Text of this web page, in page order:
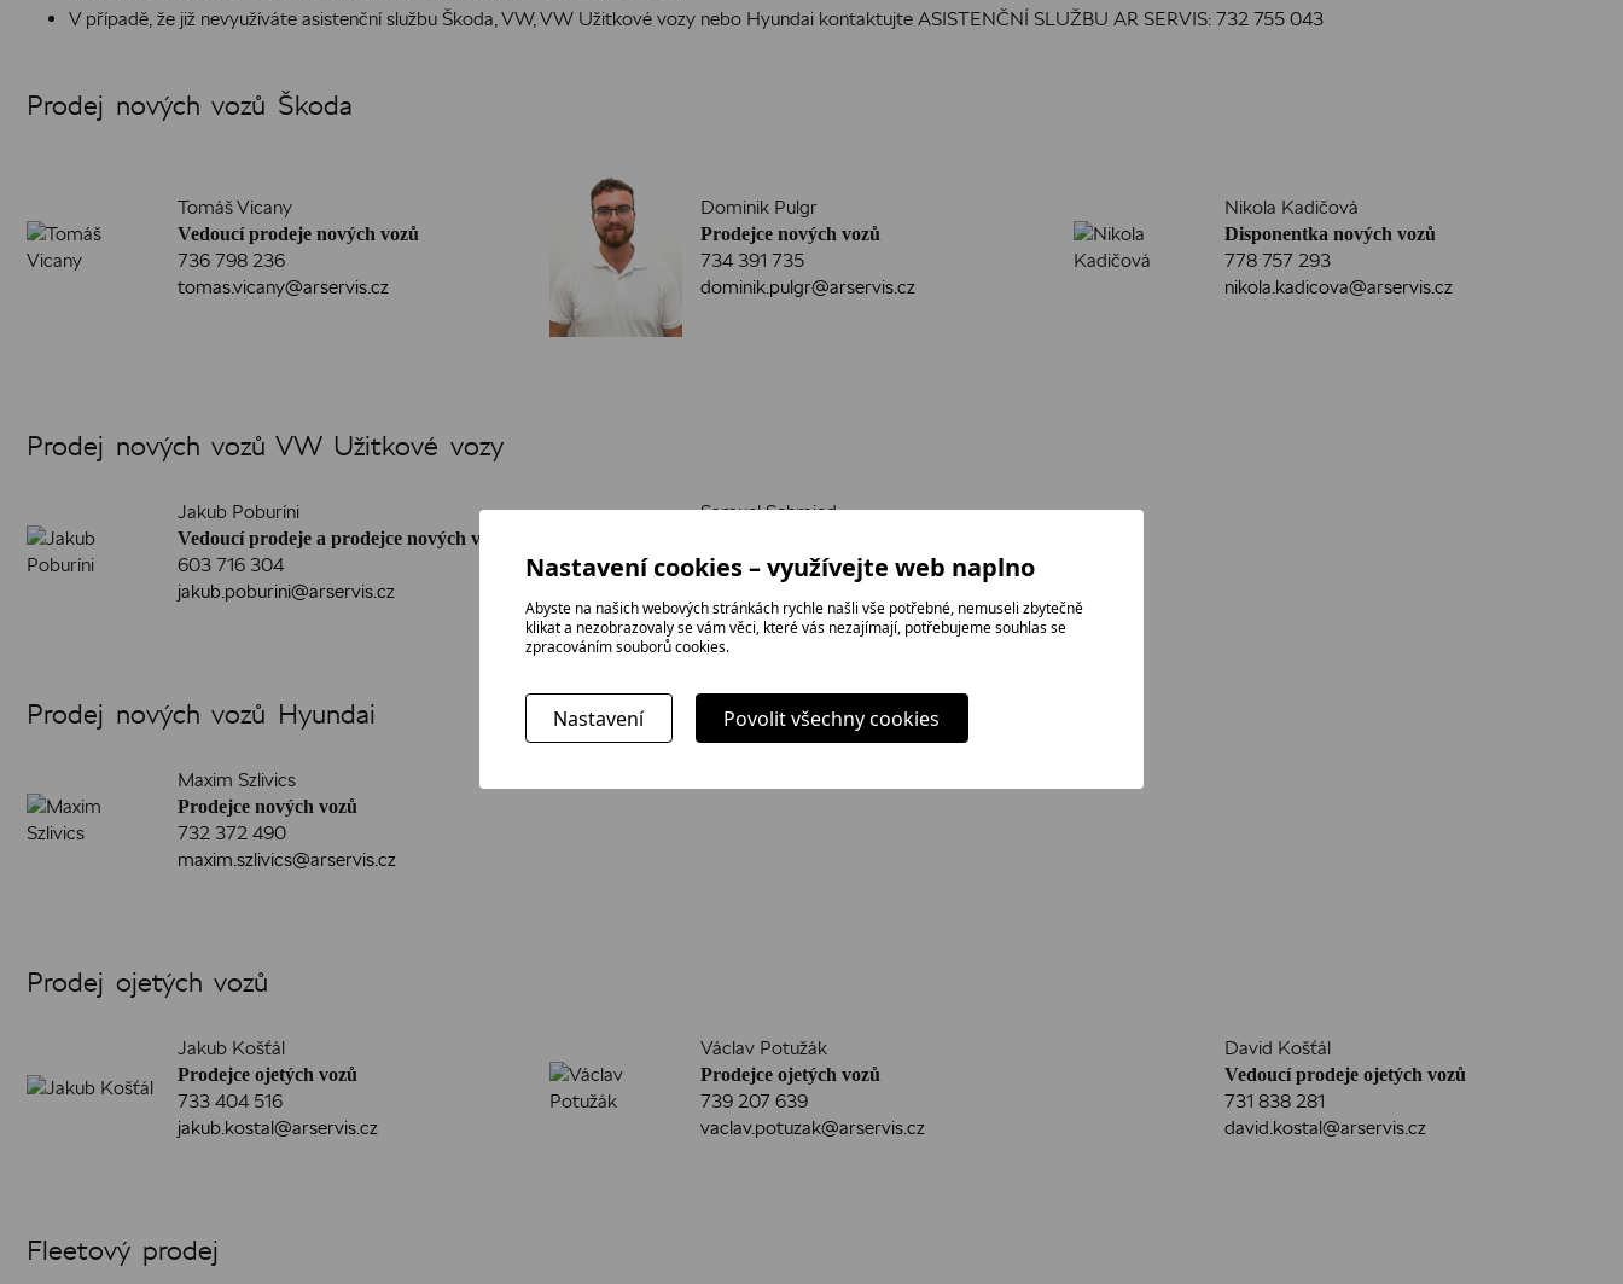
V případě, že již nevyužíváte asistenční službu Škoda, VW, VW Užitkové vozy nebo Hyundai kontaktujte ASISTENČNÍ SLUŽBU AR SERVIS:732 755 043
Prodej nových vozů Škoda
Tomáš Vicany
Vedoucí prodeje nových vozů
736 798 236
tomas.vicany@arservis.cz
Dominik Pulgr
Prodejce nových vozů
734 391 735
dominik.pulgr@arservis.cz
Nikola Kadičová
Disponentka nových vozů
778 757 293
nikola.kadicova@arservis.cz
Prodej nových vozů VW Užitkové vozy
Jakub Poburíni
Vedoucí prodeje a prodejce nových vozů
603 716 304
jakub.poburini@arservis.cz
Samuel Schmied
730 178 785
Prodej nových vozů Hyundai
Maxim Szlivics
Prodejce nových vozů
732 372 490
maxim.szlivics@arservis.cz
Prodej ojetých vozů
Jakub Košťál
Prodejce ojetých vozů
733 404 516
jakub.kostal@arservis.cz
Václav Potužák
Prodejce ojetých vozů
739 207 639
vaclav.potuzak@arservis.cz
David Košťál
Vedoucí prodeje ojetých vozů
731 838 281
david.kostal@arservis.cz
Fleetový prodej
Nastavení cookies – využívejte web naplno
Abyste na našich webových stránkách rychle našli vše potřebné, nemuseli zbytečně
klikat a nezobrazovaly se vám věci, které vás nezajímají, potřebujeme souhlas se
zpracováním souborů cookies.
Nastavení Povolit všechny cookies